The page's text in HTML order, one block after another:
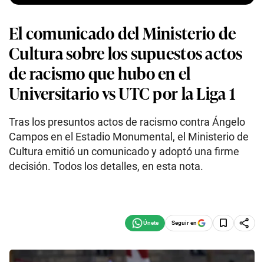
El comunicado del Ministerio de
Cultura sobre los supuestos actos
de racismo que hubo en el
Universitario vs UTC por la Liga 1
Tras los presuntos actos de racismo contra Ángelo
Campos en el Estadio Monumental, el Ministerio de
Cultura emitió un comunicado y adoptó una firme
decisión. Todos los detalles, en esta nota.
Seguir en